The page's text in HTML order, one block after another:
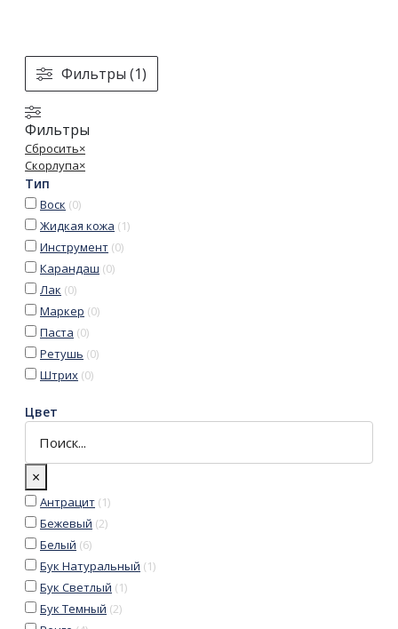
Фильтры (1)
Фильтры
Сбросить×
Скорлупа×
Тип
Воск (0)
Жидкая кожа (1)
Инструмент (0)
Карандаш (0)
Лак (0)
Маркер (0)
Паста (0)
Ретушь (0)
Штрих (0)
Цвет
×
Антрацит (1)
Бежевый (2)
Белый (6)
Бук Натуральный (1)
Бук Светлый (1)
Бук Темный (2)